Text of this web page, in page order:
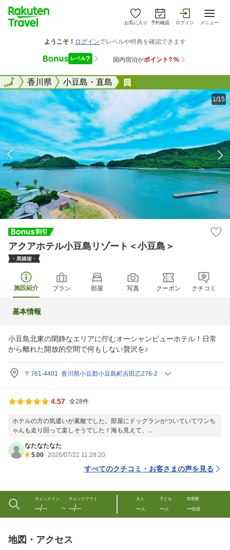
お気に入り 予約確認 ログイン メニュー
全国香川県 小豆島・直島
全国
1/15
アクアホテル小豆島リゾート＜小豆島＞
施設紹介 プラン 部屋 写真 クーポン クチコミ
基本情報
小豆島北東の閑静なエリアに佇むオーシャンビューホテル！日常
から離れた開放的空間で何もしない贅沢を♪
〒761-4401 香川県小豆郡小豆島町吉田乙276-2
4.57 全28件
ホテルの方の気遣いが素敵でした。部屋にドッグランがついていてワンち
ゃんも走り回って楽しそうでした！海も見えて、...
なたなたなた
5.00 2026/07/22 11:28:20
すべてのクチコミ・お客さまの声を見る
チェックイン
--/-- 〜
チェックアウト
--/--
大人
--人
子ども
--人
部屋数
--部屋
地図・アクセス